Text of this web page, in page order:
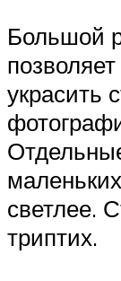
Большой
украсить
светлее.
триптих.